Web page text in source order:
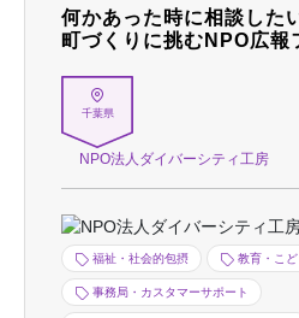
何かあった時に相談した
町づくりに挑むNPO広報
千葉県
NPO法人ダイバーシティ工房
福祉・社会的包摂 教育・こど
事務局・カスタマーサポート